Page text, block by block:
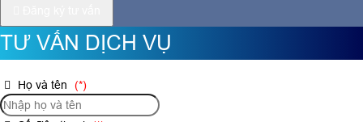
TƯ VẤN DỊCH VỤ
Họ và tên (*)